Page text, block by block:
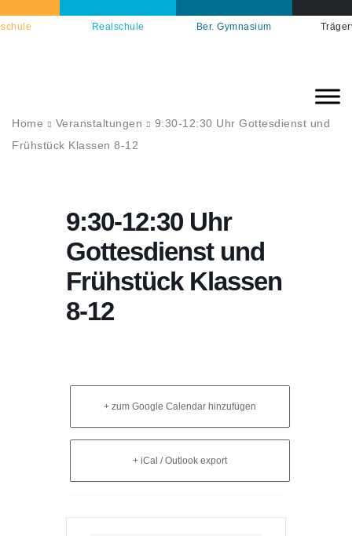
Realschule Ber. Gymnasium
Home Veranstaltungen
9:30-12:30 Uhr Gottesdienst und
Frühstück Klassen 8-12
9:30-12:30 Uhr
Gottesdienst und
Frühstück Klassen
8-12
+ zum Google Calendar hinzufügen
+ iCal / Outlook export